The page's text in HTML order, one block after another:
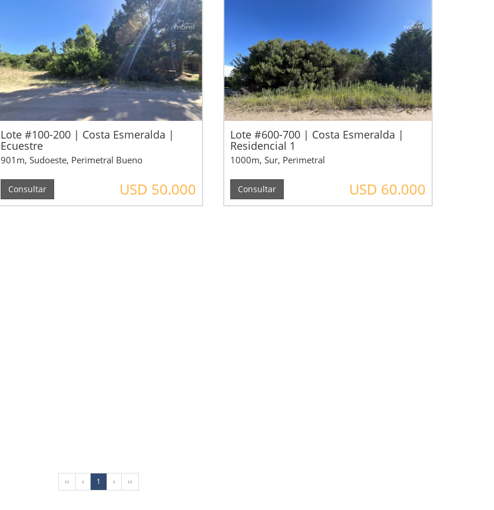
Lote #100-200 | Costa Esmeralda |
Ecuestre
901m, Sudoeste, Perimetral Bueno
Consultar USD 50.000
Lote #600-700 | Costa Esmeralda |
Residencial 1
1000m, Sur, Perimetral
Consultar USD 60.000
‹‹ ‹ 1 › ››